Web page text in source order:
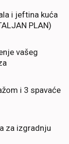
i jeftina kuća
PLAN)
vašeg
i 3 spavaće
za izgradnju